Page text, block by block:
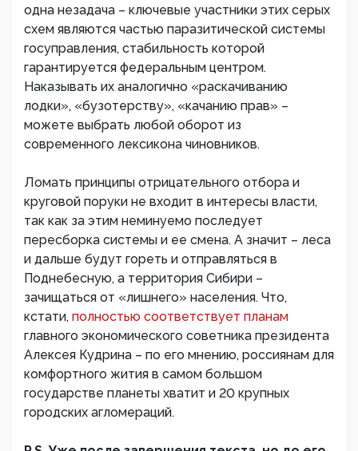
одна незадача – ключевые участники этих серых
схем являются частью паразитической системы
госуправления, стабильность которой
гарантируется федеральным центром.
Наказывать их аналогично «раскачиванию
лодки», «бузотерству», «качанию прав» –
можете выбрать любой оборот из
современного лексикона чиновников.
Ломать принципы отрицательного отбора и
круговой поруки не входит в интересы власти,
так как за этим неминуемо последует
пересборка системы и ее смена. А значит – леса
и дальше будут гореть и отправляться в
Поднебесную, а территория Сибири –
зачищаться от «лишнего» населения. Что,
кстати, полностью соответствует планам
главного экономического советника президента
Алексея Кудрина – по его мнению, россиянам для
комфортного жития в самом большом
государстве планеты хватит и 20 крупных
городских агломераций.